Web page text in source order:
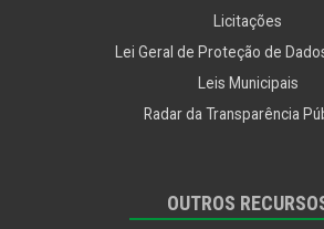
Licitações
Lei Geral de Proteção de
Leis Municipais
Radar da Transparência
OUTROS